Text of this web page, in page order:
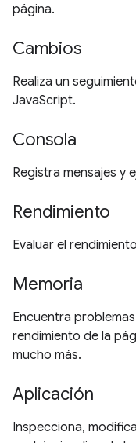
página.
Cambios
Realiza un
JavaScript.
Consola
Registra mensajes y
Rendimiento
Evaluar el
Memoria
Encuentra
rendimiento de la
mucho más.
Aplicación
Inspecciona,